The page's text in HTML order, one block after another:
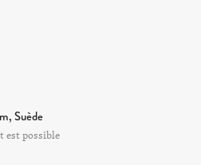
Suède
est possible